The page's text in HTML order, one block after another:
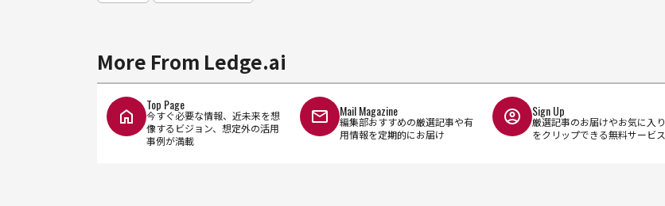
More From Ledge.ai
Top Page
今すぐ必要な情報、近未来を想
像するビジョン、想定外の活用
事例が満載
Mail Magazine
編集部おすすめの厳選記事や有
用情報を定期的にお届け
Sign Up
厳選記事のお届けやお気に入り
をクリップできる無料サービス